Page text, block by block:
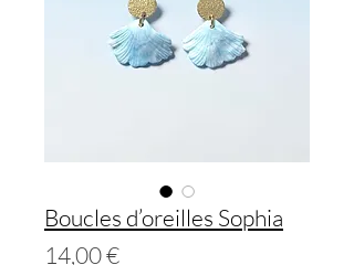
Boucles d’oreilles Sophia
14,00 €Prix